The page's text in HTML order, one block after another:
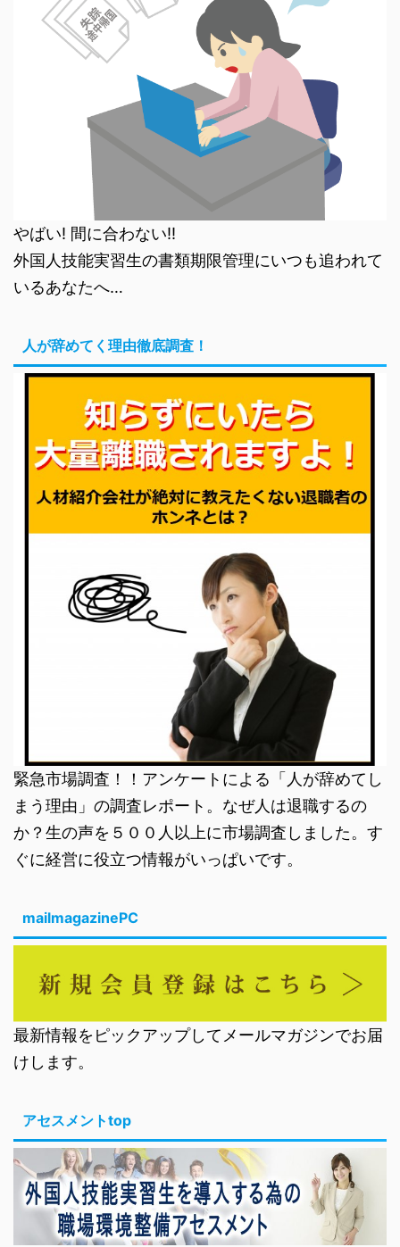
やばい! 間に合わない!!
外国人技能実習生の書類期限管理にいつも追われて
いるあなたへ…
人が辞めてく理由徹底調査！
緊急市場調査！！アンケートによる「人が辞めてし
まう理由」の調査レポート。なぜ人は退職するの
か？生の声を５００人以上に市場調査しました。す
ぐに経営に役立つ情報がいっぱいです。
mailmagazinePC
最新情報をピックアップしてメールマガジンでお届
けします。
アセスメントtop